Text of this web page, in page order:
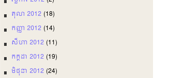
តុលា 2012 (18)
កញ្ញា 2012 (14)
សីហា 2012 (11)
កក្តដា 2012 (19)
មិថុនា 2012 (24)